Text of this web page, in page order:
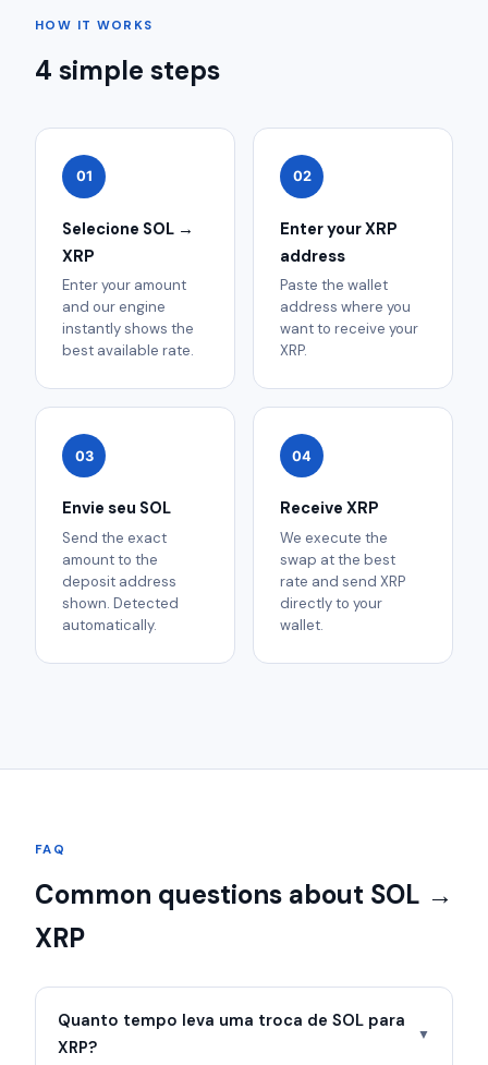
HOW IT WORKS
4 simple steps
01
Selecione SOL →
XRP
Enter your amount
and our engine
instantly shows the
best available rate.
02
Enter your XRP
address
Paste the wallet
address where you
want to receive your
XRP.
03
Envie seu SOL
Send the exact
amount to the
deposit address
shown. Detected
automatically.
04
Receive XRP
We execute the
swap at the best
rate and send XRP
directly to your
wallet.
FAQ
Common questions about SOL →
XRP
Quanto tempo leva uma troca de SOL para
XRP?
▼